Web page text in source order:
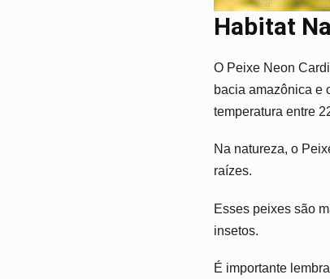
Habitat
O Peixe Neon
bacia amazônica e
temperatura entre
Na natureza, o
raízes.
Esses peixes são
insetos.
É importante